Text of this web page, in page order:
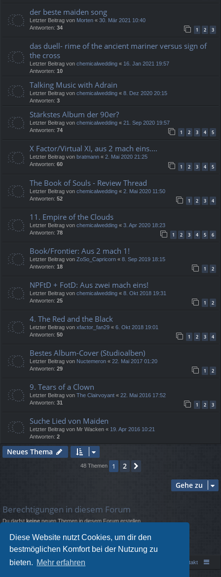
Diese Website nutzt Cookies, um dir den
bestmöglichen Komfort bei der Nutzung zu
bieten. Mehr erfahren
der beste maiden song
Letzter Beitrag von Morten « 30. Mär 2021 10:40
Antworten: 34 1 2 3
das duell- rime of the ancient mariner versus sign of
the cross
Letzter Beitrag von chemicalwedding « 16. Jan 2021 19:57
Antworten: 10
Talking Music with Adrain
Letzter Beitrag von chemicalwedding « 8. Dez 2020 20:15
Antworten: 3
Stärkstes Album der 90er?
Letzter Beitrag von chemicalwedding « 21. Sep 2020 19:57
Antworten: 74 1 2 3 4 5
X Factor/Virtual XI, aus 2 mach eins....
Letzter Beitrag von bratmann « 2. Mai 2020 21:25
Antworten: 60 1 2 3 4 5
The Book of Souls - Review Thread
Letzter Beitrag von chemicalwedding « 2. Mai 2020 11:50
Antworten: 52 1 2 3 4
11. Empire of the Clouds
Letzter Beitrag von chemicalwedding « 3. Apr 2020 18:23
Antworten: 78 1 2 3 4 5 6
Book/Frontier: Aus 2 mach 1!
Letzter Beitrag von ZoSo_Capricorn « 8. Sep 2019 18:15
Antworten: 18 1 2
NPFtD + FotD: Aus zwei mach eins!
Letzter Beitrag von chemicalwedding « 8. Okt 2018 19:31
Antworten: 25 1 2
4. The Red and the Black
Letzter Beitrag von xfactor_fan29 « 6. Okt 2018 19:01
Antworten: 50 1 2 3 4
Bestes Album-Cover (Studioalben)
Letzter Beitrag von Nuctemeron « 22. Mai 2017 01:20
Antworten: 29 1 2
9. Tears of a Clown
Letzter Beitrag von The Clairvoyant « 22. Mai 2016 17:52
Antworten: 31 1 2 3
Suche Lied von Maiden
Letzter Beitrag von Mr Wacken « 19. Apr 2016 10:21
Antworten: 2
Neues Thema
48 Themen 1 2
Gehe zu
Berechtigungen in diesem Forum
Du darfst keine neuen Themen in diesem Forum erstellen.
Du darfst deine Beiträge in diesem Forum nicht ändern.
Du darfst deine Beiträge in diesem Forumnichtlöschen.
Du darfstkeine Dateianhänge in diesem Forum erstellen.
Portal Foren-Übersicht Kontakt